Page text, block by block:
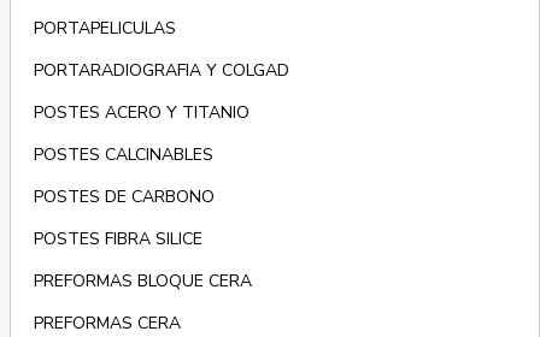
PORTAPELICULAS
PORTARADIOGRAFIA Y COLGAD
POSTES ACERO Y TITANIO
POSTES CALCINABLES
POSTES DE CARBONO
POSTES FIBRA SILICE
PREFORMAS BLOQUE CERA
PREFORMAS CERA